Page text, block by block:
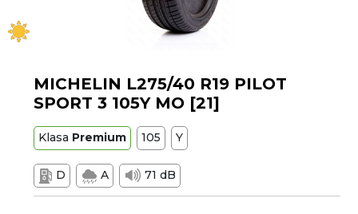
MICHELIN L275/40 R19 PILOT
SPORT 3 105Y MO [21]
Klasa Premium 105 Y
D A 71 dB